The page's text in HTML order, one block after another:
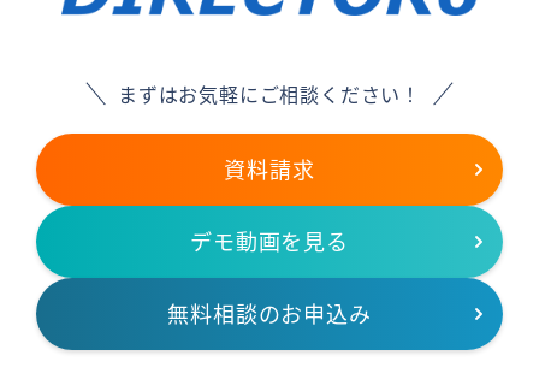
まずはお気軽にご相談ください！
資料請求
デモ動画を見る
無料相談のお申込み